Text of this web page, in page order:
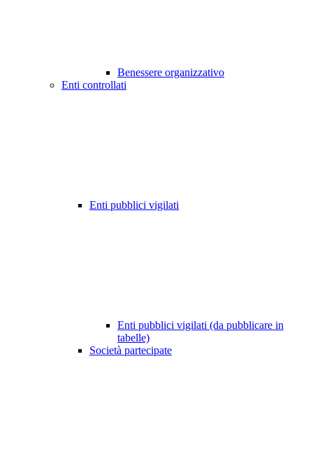
Benessere organizzativo
Enti controllati
Enti pubblici vigilati
Enti pubblici vigilati (da pubblicare in
tabelle)
Società partecipate